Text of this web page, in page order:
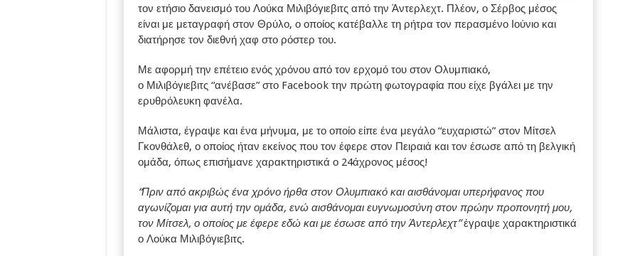
τον ετήσιο δανεισμό του Λούκα Μιλιβόγιεβιτς από την Άντερλεχτ. Πλέον, ο Σέρβος μέσος
είναι με μεταγραφή στον Θρύλο, ο οποίος κατέβαλλε τη ρήτρα τον περασμένο Ιούνιο και
διατήρησε τον διεθνή χαφ στο ρόστερ του.
Με αφορμή την επέτειο ενός χρόνου από τον ερχομό του στον Ολυμπιακό,
ο Μιλιβόγιεβιτς “ανέβασε” στο Facebook την πρώτη φωτογραφία που είχε βγάλει με την
ερυθρόλευκη φανέλα.
Μάλιστα, έγραψε και ένα μήνυμα, με το οποίο είπε ένα μεγάλο “ευχαριστώ” στον Μίτσελ
Γκονθάλεθ, ο οποίος ήταν εκείνος που τον έφερε στον Πειραιά και τον έσωσε από τη βελγική
ομάδα, όπως επισήμανε χαρακτηριστικά ο 24άχρονος μέσος!
“Πριν από ακριβώς ένα χρόνο ήρθα στον Ολυμπιακό και αισθάνομαι υπερήφανος που
αγωνίζομαι για αυτή την ομάδα, ενώ αισθάνομαι ευγνωμοσύνη στον πρώην προπονητή μου,
τον Μίτσελ, ο οποίος με έφερε εδώ και με έσωσε από την Άντερλεχτ”έγραψε χαρακτηριστικά
ο Λούκα Μιλιβόγιεβιτς.